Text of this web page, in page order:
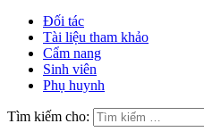
Đối tác
Tài liệu tham khảo
Cẩm nang
Sinh viên
Phụ huynh
Tìm kiếm cho: